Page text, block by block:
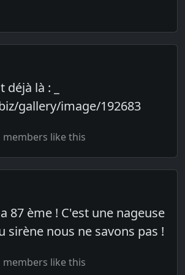
là : _
gallery/image/192683
members like this
87 ème ! C'est une nageuse
sirène nous ne savons pas !
members like this